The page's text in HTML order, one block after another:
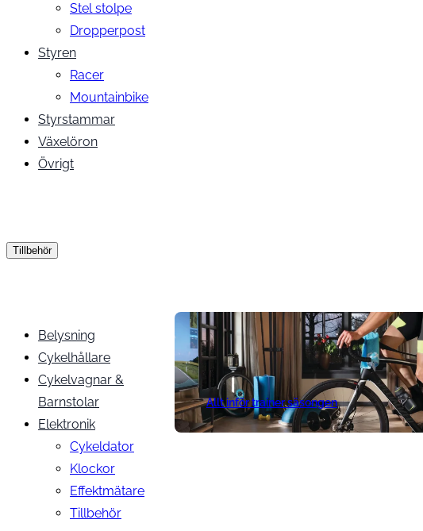
Stel stolpe
Dropperpost
Styren
Racer
Mountainbike
Styrstammar
Växelöron
Övrigt
Tillbehör
Belysning
Cykelhållare
Cykelvagnar &
Barnstolar
Elektronik
Cykeldator
Klockor
Effektmätare
Tillbehör
Allt inför trainer säsongen